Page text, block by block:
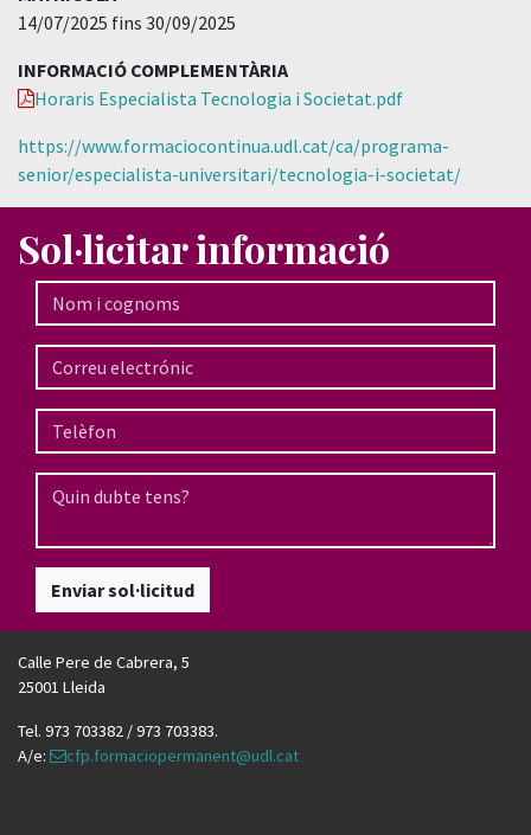
14/07/2025 fins 30/09/2025
INFORMACIÓ COMPLEMENTÀRIA
Horaris Especialista Tecnologia i Societat.pdf
https://www.formaciocontinua.udl.cat/ca/programa-
senior/especialista-universitari/tecnologia-i-societat/
Sol·licitar informació
Enviar sol·licitud
Calle Pere de Cabrera, 5
25001 Lleida
Tel. 973 703382 / 973 703383.
A/e:
cfp.formaciopermanent@udl.cat